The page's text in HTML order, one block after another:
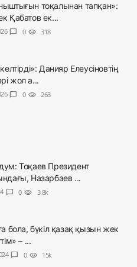
тоқалынан тапқан»:
Қабатов ек...
chat_bubble 0 visibility 318
Данияр Елеусіновтің
жол а...
chat_bubble 0 visibility 263
Тоқаев Президент
Назарбаев ...
chat_bubble 0 visibility 3.8k
бола, бүкіл қазақ қызын жек
– ...
chat_bubble 0 visibility 15k